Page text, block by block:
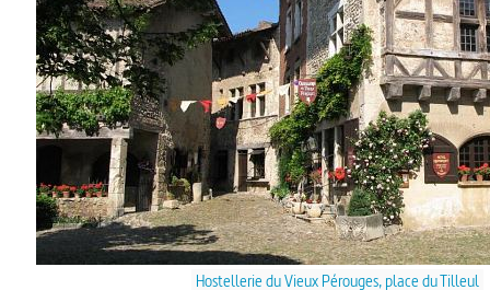
Hostellerie du Vieux Pérouges, place du Tilleul